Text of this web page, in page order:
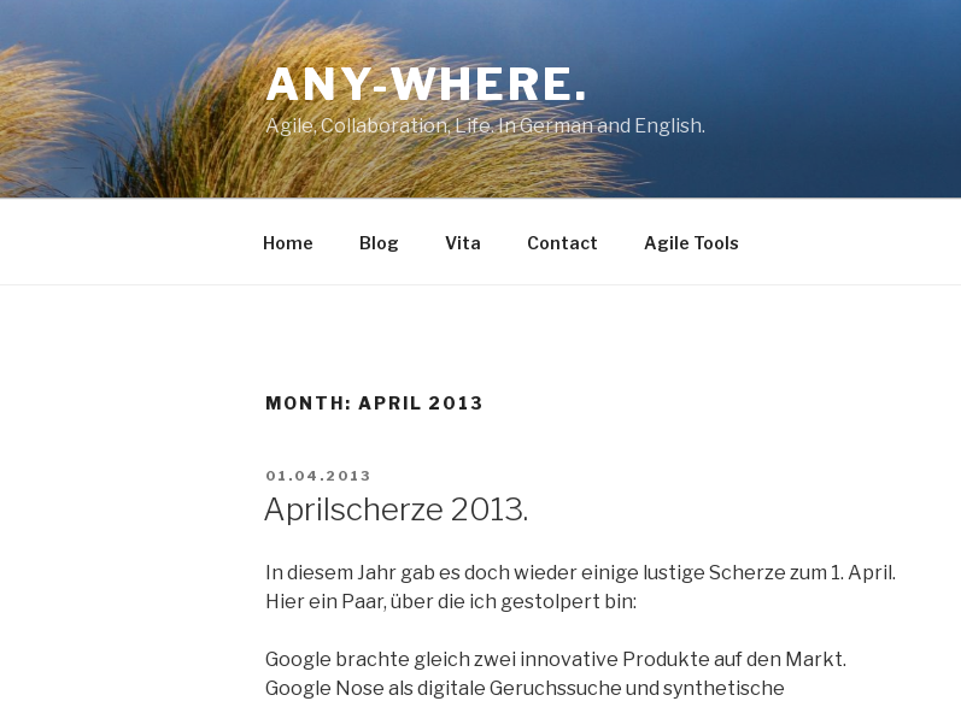
to
content
ANY-WHERE.
Agile, Collaboration, Life. In German and English.
Home Blog Vita Contact Agile Tools
MONTH: APRIL 2013
POSTED
01.04.2013
Aprilscherze 2013.
In diesem Jahr gab es doch wieder einige lustige Scherze zum 1. April.
Hier ein Paar, über die ich gestolpert bin:
Google brachte gleich zwei innovative Produkte auf den Markt.
Google Nose als digitale Geruchssuche und synthetische